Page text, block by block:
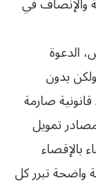
الدعوة
بدون
صارمة
تمويل
بالإقصاء
واضحة تبرر كل